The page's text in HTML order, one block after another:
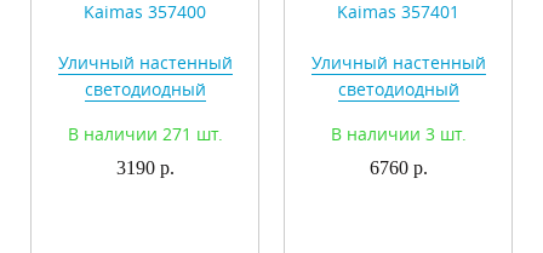
Уличный настенный
светодиодный
Kaimas 357400
В наличии 271 шт.
3190 р.
Уличный настенный
светодиодный
Kaimas 357401
В наличии 3 шт.
6760 р.